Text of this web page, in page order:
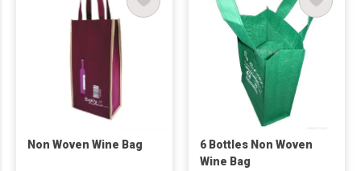
Non Woven Wine Bag
6 Bottles Non Woven
Wine Bag